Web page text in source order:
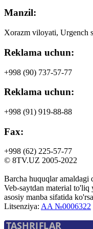
Manzil:
Xorazm viloyati, Urgench
Reklama uchun:
+998 (90) 737-57-77
Reklama uchun:
+998 (91) 919-88-88
Fax:
+998 (62) 225-57-77
© 8TV.UZ 2005-2022
Barcha huquqlar amaldagi
Veb-saytdan material
asosiy manba sifatida
Litsenziya: AA №0006322